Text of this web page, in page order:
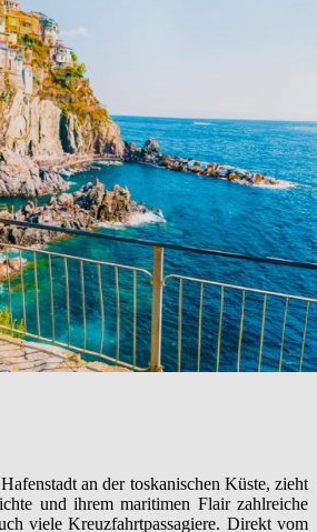
an der toskanischen Küste, zieht
und ihrem maritimen Flair zahlreiche
viele Kreuzfahrtpassagiere. Direkt vom